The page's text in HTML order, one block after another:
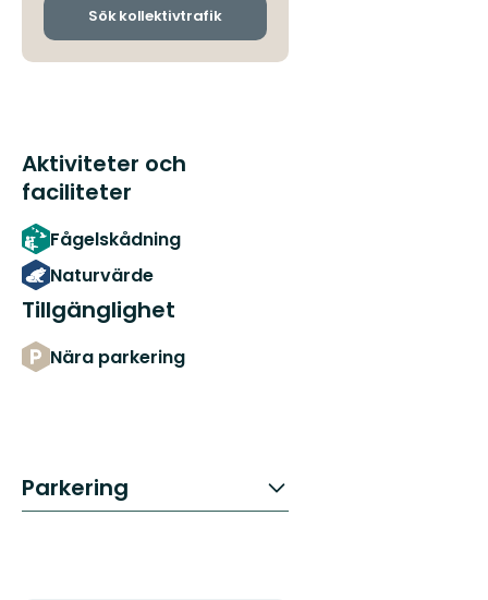
Sök kollektivtrafik
Aktiviteter och
faciliteter
Fågelskådning
Naturvärde
Tillgänglighet
Nära parkering
Parkering